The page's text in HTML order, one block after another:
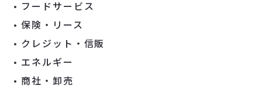
フードサービス
保険・リース
クレジット・信販
エネルギー
商社・卸売